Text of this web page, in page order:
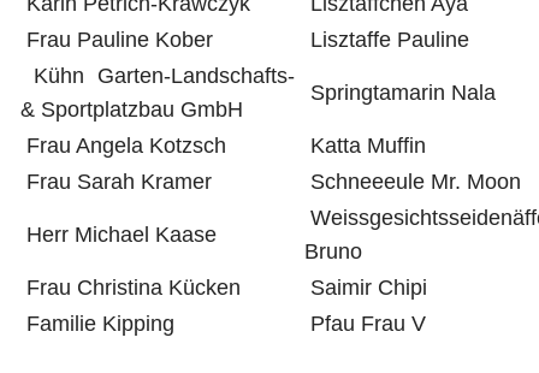
Frau Pauline Kober
Lisztaffe Pauline
Kühn Garten-Landschafts-
& Sportplatzbau GmbH
Springtamarin Nala
Frau Angela Kotzsch
Katta Muffin
Frau Sarah Kramer
Schneeeule Mr. Moon
Herr Michael Kaase
Bruno
Frau Christina Kücken
Saimir Chipi
Familie Kipping
Pfau Frau V